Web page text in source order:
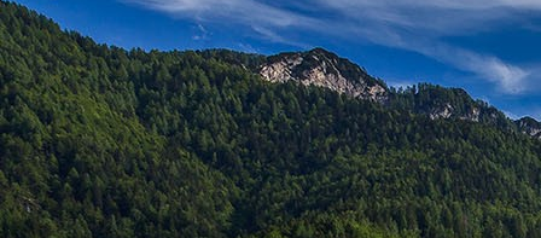
Magára maradna, önmagát
S ha csak olyan alapokra építene, ami
Akkor voltaképpen meg kellene ölnie
21. hét
Érzem, hogy egy külső termékenyítő
Megerősödve ad át önmagamnak
S érzem, hogy a csíra érlelődik,
És a sejtelem fénnyel telítve
Saját Énem erőihez bennem.